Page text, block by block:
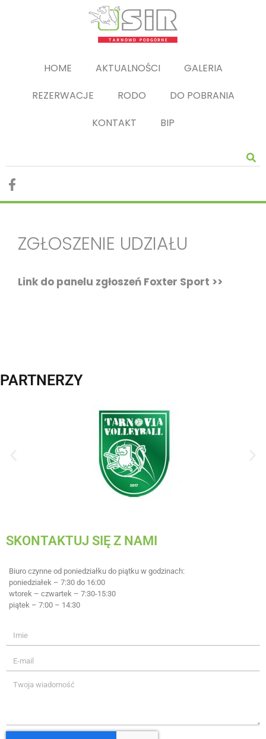
HOME AKTUALNOŚCI
GALERIA
REZERWACJE
RODO
DO POBRANIA
KONTAKT
BIP
ZGŁOSZENIE UDZIAŁU
Link do panelu zgłoszeń Foxter Sport >>
PARTNERZY
SKONTAKTUJ SIĘ Z NAMI
Biuro czynne od poniedziałku do piątku w godzinach:
poniedziałek – 7:30 do 16:00
wtorek – czwartek – 7:30-15:30
piątek – 7:00 – 14:30